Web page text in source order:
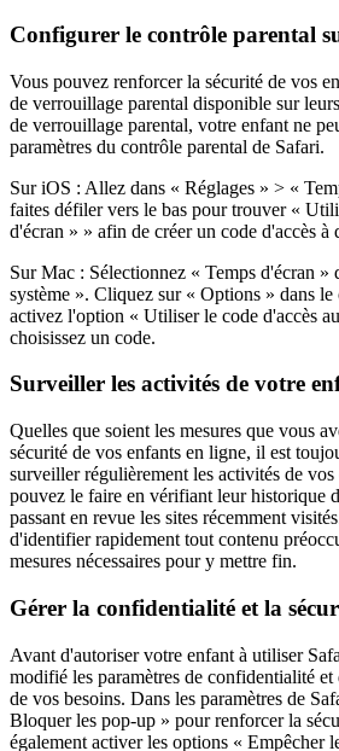
Configurer le contrôle parental
Vous pouvez renforcer la sécurité de vos
de verrouillage parental disponible sur
de verrouillage parental, votre enfant ne
paramètres du contrôle parental de Safari.
Sur iOS : Allez dans « Réglages » > «
faites défiler vers le bas pour trouver «
d'écran » » afin de créer un code d'accès à
Sur Mac : Sélectionnez « Temps d'écran »
système ». Cliquez sur « Options » dans
activez l'option « Utiliser le code d'accès
choisissez un code.
Surveiller les activités de votre
Quelles que soient les mesures que vous
sécurité de vos enfants en ligne, il est
surveiller régulièrement les activités de
pouvez le faire en vérifiant leur historique
passant en revue les sites récemment
d'identifier rapidement tout contenu
mesures nécessaires pour y mettre fin.
Gérer la confidentialité et la
Avant d'autoriser votre enfant à utiliser
modifié les paramètres de confidentialité
de vos besoins. Dans les paramètres de
Bloquer les pop-up » pour renforcer la
également activer les options « Empêcher